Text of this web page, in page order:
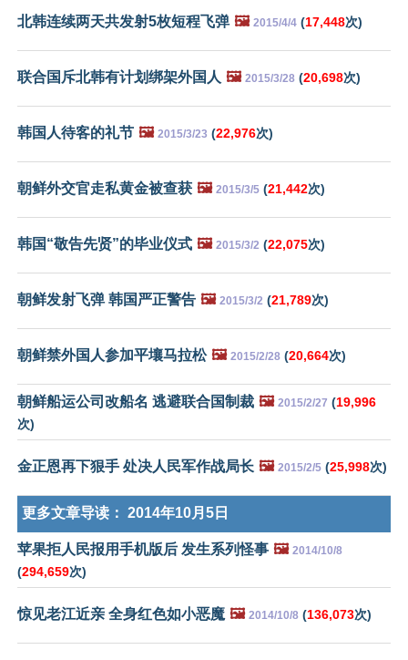
北韩连续两天共发射5枚短程飞弹 🖼️ 2015/4/4 (17,448次)
联合国斥北韩有计划绑架外国人 🖼️ 2015/3/28 (20,698次)
韩国人待客的礼节 🖼️ 2015/3/23 (22,976次)
朝鲜外交官走私黄金被查获 🖼️ 2015/3/5 (21,442次)
韩国“敬告先贤”的毕业仪式 🖼️ 2015/3/2 (22,075次)
朝鲜发射飞弹 韩国严正警告 🖼️ 2015/3/2 (21,789次)
朝鲜禁外国人参加平壤马拉松 🖼️ 2015/2/28 (20,664次)
朝鲜船运公司改船名 逃避联合国制裁 🖼️ 2015/2/27 (19,996
次)
金正恩再下狠手 处决人民军作战局长 🖼️ 2015/2/5 (25,998次)
更多文章导读： 2014年10月5日
苹果拒人民报用手机版后 发生系列怪事 🖼️ 2014/10/8
(294,659次)
惊见老江近亲 全身红色如小恶魔 🖼️ 2014/10/8 (136,073次)